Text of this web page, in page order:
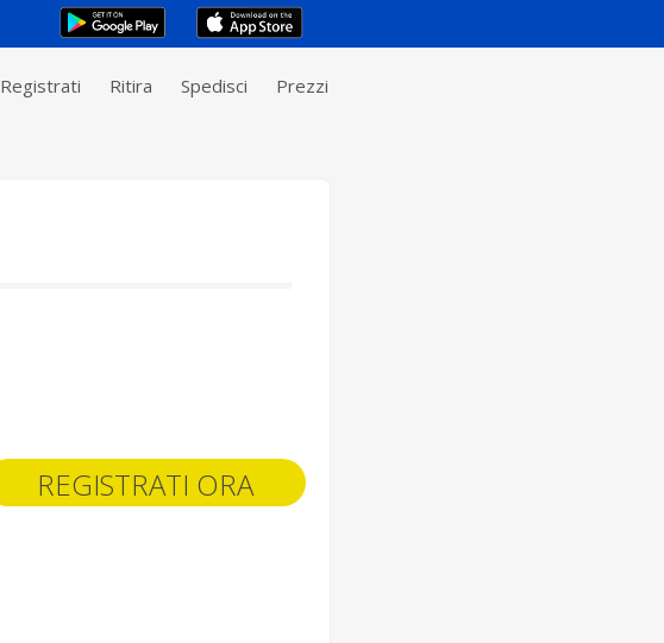
Registrati Ritira Spedisci Prezzi
REGISTRATI ORA